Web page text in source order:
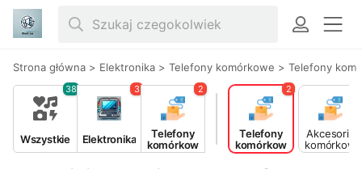
Strona główna > Elektronika > Telefony komórkowe > Telefony
Wszystkie
38
Elektronika
3
Telefony
komórkow
e
2
Telefony
komórkow
e
2
Akcesoria
komórkow
e